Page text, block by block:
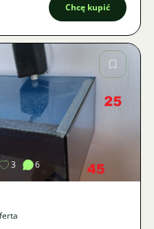
Chcę kupić
3 6